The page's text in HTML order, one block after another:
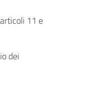
11 e
dei